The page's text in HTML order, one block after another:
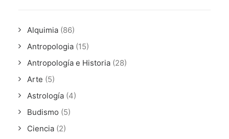
Alquimia (86)
Antropologia (15)
Antropología e Historia (28)
Arte (5)
Astrología (4)
Budismo (5)
Ciencia (2)